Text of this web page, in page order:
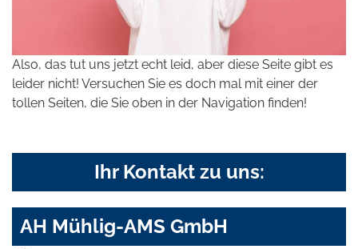
Also, das tut uns jetzt echt leid, aber diese Seite gibt es
leider nicht! Versuchen Sie es doch mal mit einer der
tollen Seiten, die Sie oben in der Navigation finden!
Ihr Kontakt zu uns:
AH Mühlig-AMS GmbH